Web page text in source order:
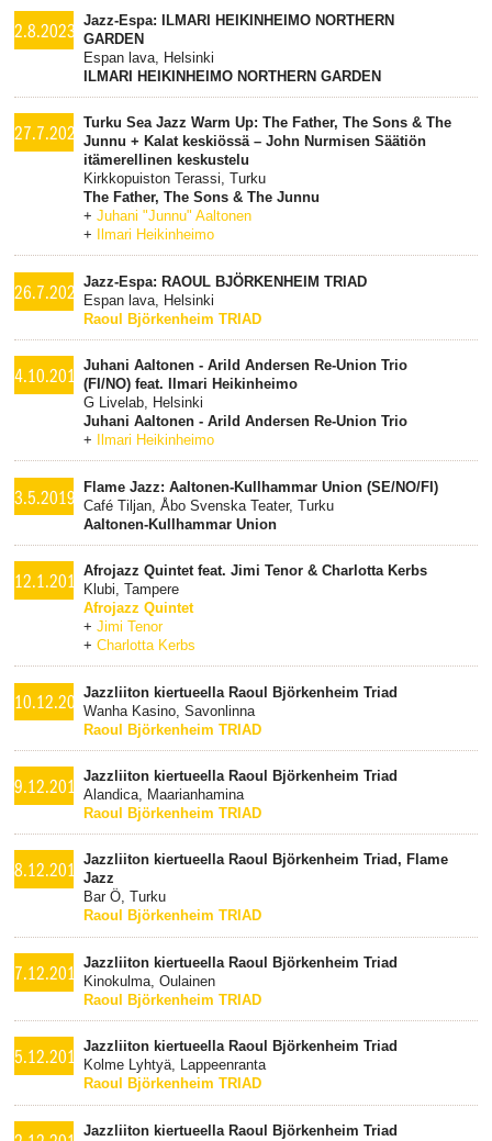
2.8.2023
Jazz-Espa: ILMARI HEIKINHEIMO NORTHERN
GARDEN
Espan lava, Helsinki
ILMARI HEIKINHEIMO NORTHERN GARDEN
27.7.2022
Turku Sea Jazz Warm Up: The Father, The Sons & The
Junnu + Kalat keskiössä – John Nurmisen Säätiön
itämerellinen keskustelu
Kirkkopuiston Terassi, Turku
The Father, The Sons & The Junnu
+Juhani "Junnu" Aaltonen
+
Ilmari Heikinheimo
26.7.2022Jazz-Espa: RAOUL BJÖRKENHEIM TRIAD
Espan lava, Helsinki
Raoul Björkenheim TRIAD
4.10.2019Juhani Aaltonen - Arild Andersen Re-Union Trio
(FI/NO) feat. Ilmari Heikinheimo
G Livelab, Helsinki
Juhani Aaltonen - Arild Andersen Re-Union Trio
+
Ilmari Heikinheimo
3.5.2019
Flame Jazz: Aaltonen-Kullhammar Union (SE/NO/FI)
Café Tiljan, Åbo Svenska Teater, Turku
Aaltonen-Kullhammar Union
12.1.2018Afrojazz Quintet feat. Jimi Tenor & Charlotta Kerbs
Klubi, Tampere
Afrojazz Quintet
+Jimi Tenor
+Charlotta Kerbs
10.12.2017Jazzliiton kiertueella Raoul Björkenheim Triad
Wanha Kasino, Savonlinna
Raoul Björkenheim TRIAD
9.12.2017Jazzliiton kiertueella Raoul Björkenheim Triad
Alandica, Maarianhamina
Raoul Björkenheim TRIAD
8.12.2017Jazzliiton kiertueella Raoul Björkenheim Triad, Flame
Jazz
Bar Ö, Turku
Raoul Björkenheim TRIAD
7.12.2017Jazzliiton kiertueella Raoul Björkenheim Triad
Kinokulma, Oulainen
Raoul Björkenheim TRIAD
5.12.2017Jazzliiton kiertueella Raoul Björkenheim Triad
Kolme Lyhtyä, Lappeenranta
Raoul Björkenheim TRIAD
Jazzliiton kiertueella Raoul Björkenheim Triad